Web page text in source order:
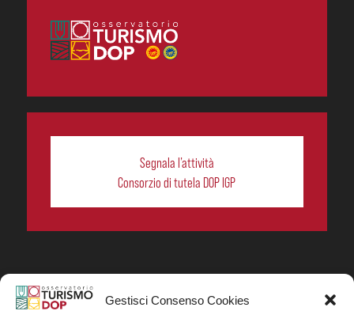
Gestisci Consenso Cookies
Segnala l’attività
Consorzio di tutela DOP IGP
In collaborazione ORIGIN ITALIA.